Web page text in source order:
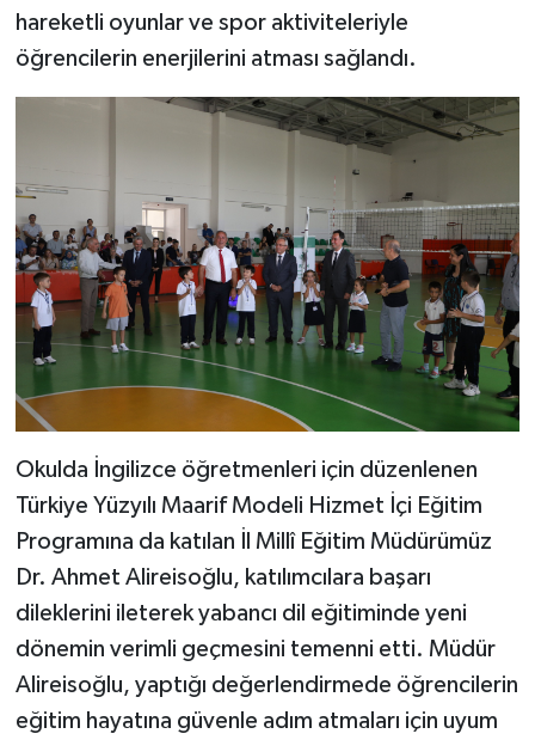
hareketli oyunlar ve spor aktiviteleriyle
öğrencilerin enerjilerini atması sağlandı.
Okulda İngilizce öğretmenleri için düzenlenen
Türkiye Yüzyılı Maarif Modeli Hizmet İçi Eğitim
Programına da katılan İl Millî Eğitim Müdürümüz
Dr. Ahmet Alireisoğlu, katılımcılara başarı
dileklerini ileterek yabancı dil eğitiminde yeni
dönemin verimli geçmesini temenni etti. Müdür
Alireisoğlu, yaptığı değerlendirmede öğrencilerin
eğitim hayatına güvenle adım atmaları için uyum